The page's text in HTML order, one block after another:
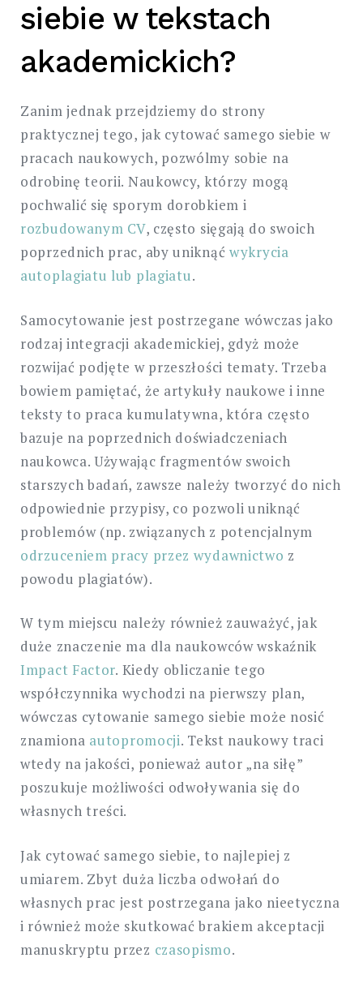
siebie w tekstach
akademickich?
Zanim jednak przejdziemy do strony
praktycznej tego, jak cytować samego siebie w
pracach naukowych, pozwólmy sobie na
odrobinę teorii. Naukowcy, którzy mogą
pochwalić się sporym dorobkiem i
rozbudowanym CV, często sięgają do swoich
poprzednich prac, aby uniknąć wykrycia
autoplagiatu lub plagiatu.
Samocytowanie jest postrzegane wówczas jako
rodzaj integracji akademickiej, gdyż może
rozwijać podjęte w przeszłości tematy. Trzeba
bowiem pamiętać, że artykuły naukowe i inne
teksty to praca kumulatywna, która często
bazuje na poprzednich doświadczeniach
naukowca. Używając fragmentów swoich
starszych badań, zawsze należy tworzyć do nich
odpowiednie przypisy, co pozwoli uniknąć
problemów (np. związanych z potencjalnym
odrzuceniem pracy przez wydawnictwo z
powodu plagiatów).
W tym miejscu należy również zauważyć, jak
duże znaczenie ma dla naukowców wskaźnik
Impact Factor. Kiedy obliczanie tego
współczynnika wychodzi na pierwszy plan,
wówczas cytowanie samego siebie może nosić
znamiona autopromocji. Tekst naukowy traci
wtedy na jakości, ponieważ autor „na siłę”
poszukuje możliwości odwoływania się do
własnych treści.
Jak cytować samego siebie, to najlepiej z
umiarem. Zbyt duża liczba odwołań do
własnych prac jest postrzegana jako nieetyczna
i również może skutkować brakiem akceptacji
manuskryptu przez czasopismo.